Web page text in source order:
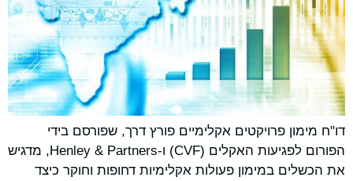
דו"ח מימון פרויקטים אקלימיים פורץ דרך, שפורסם בידי
הפורום לפגיעות האקלים (CVF) ו-Henley & Partners, מדגיש
את הכשלים במימון פעולות אקלימיות דחופות וחוקר כיצד